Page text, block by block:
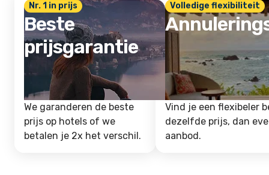
Nr. 1 in prijs
Beste
prijsgarantie
We garanderen de beste
prijs op hotels of we
betalen je 2x het verschil.
Volledige flexibiliteit
Vind je een flexibeler
dezelfde prijs, dan
aanbod.